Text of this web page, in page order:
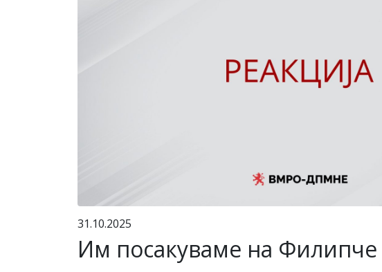
31.10.2025
Им посакуваме на